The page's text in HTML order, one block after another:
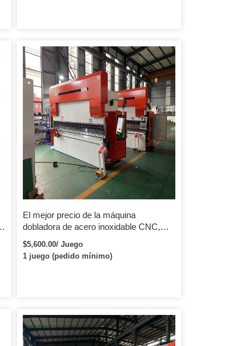
El mejor precio de la máquina
dobladora de acero inoxidable CNC,
prensa de placa de 5mm, freno de
prensa de hoja de metal hidráulico
$5,600.00/ Juego
1 juego (pedido mínimo)